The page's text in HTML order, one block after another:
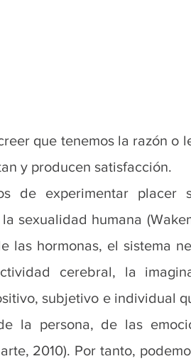
que tenemos la razón o
y producen satisfacción.
de experimentar placer
sexualidad humana
las hormonas, el sistema
cerebral, la
subjetivo e individual
la persona, de las
2010). Por tanto,